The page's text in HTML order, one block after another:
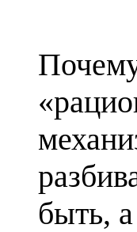
быть,